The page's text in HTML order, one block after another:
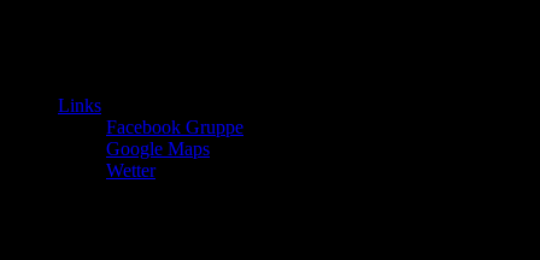
Links
Facebook Gruppe
Google Maps
Wetter